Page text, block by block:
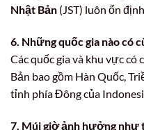
Nhật Bản (JST) luôn ổn
6. Những quốc gia nào có
Các quốc gia và khu vực
Bản bao gồm Hàn Quốc,
tỉnh phía Đông của
7. Múi giờ ảnh hưởng như